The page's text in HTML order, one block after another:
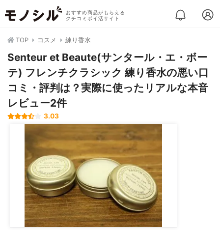
おすすめ商品がもらえる
クチコミポイ活サイト
TOP コスメ 練り香水
Senteur et Beaute(サンタール・エ・ボー
テ) フレンチクラシック 練り香水の悪い口
コミ・評判は？実際に使ったリアルな本音
レビュー2件
3.03